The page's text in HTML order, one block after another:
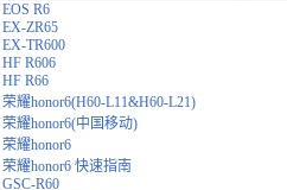
EOS R6
EX-ZR65
EX-TR600
HF R606
HF R66
荣耀honor6(H60-L11&H60-L21)
荣耀honor6(中国移动)
荣耀honor6
荣耀honor6 快速指南
GSC-R60